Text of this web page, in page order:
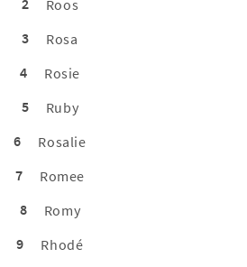
Roos
3
Rosa
4
Rosie
5
Ruby
6
Rosalie
7
Romee
8
Romy
9
Rhodé